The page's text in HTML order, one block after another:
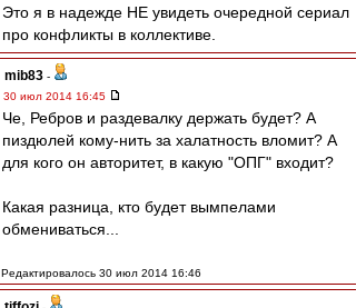
Это я в надежде НЕ увидеть очередной сериал
про конфликты в коллективе.
mib83 -
30 июл 2014 16:45
Че, Ребров и раздевалку держать будет? А
пиздюлей кому-нить за халатность вломит? А
для кого он авторитет, в какую "ОПГ" входит?
Какая разница, кто будет вымпелами
обмениваться...
Редактировалось 30 июл 2014 16:46